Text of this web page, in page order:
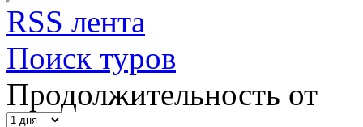
RSS лента
Поиск туров
Продолжительность от